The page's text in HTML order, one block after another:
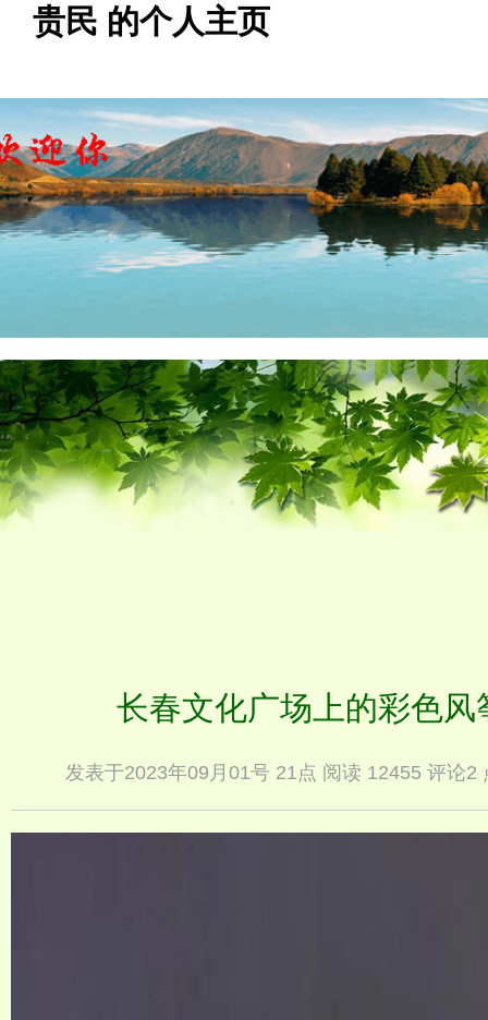
贵民 的个人主页
长春文化广场上的彩色风
发表于2023年09月01号 21点 阅读 12455 评论2